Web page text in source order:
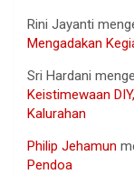
Rini Jayanti
Mengadakan
Sri Hardani
Keistimewaan
Kalurahan
Philip Jehamun
Pendoa